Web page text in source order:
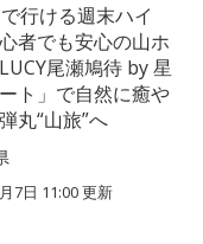
行ける週末ハイ
者でも安心の山ホ
尾瀬鳩待 by 星
ト」で自然に癒や
丸“山旅”へ
7日 11:00更新